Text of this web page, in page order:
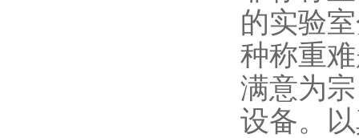
的实验
种称重
满意为
设备。